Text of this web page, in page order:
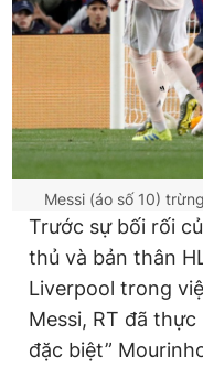
Messi (áo số 10)
Trước sự bối rối
thủ và bản thân
Liverpool trong
Messi, RT đã
đặc biệt”